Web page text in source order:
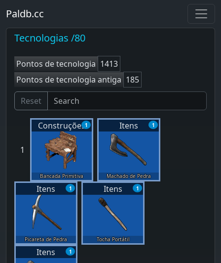
Paldb.cc
Tecnologias /80
Pontos de tecnologia 1413
Pontos de tecnologia antiga 185
Reset
1
1
Construções
Bancada Primitiva
1
Itens
Machado de Pedra
1
Itens
Picareta de Pedra
1
Itens
Tocha Portátil
1
Itens